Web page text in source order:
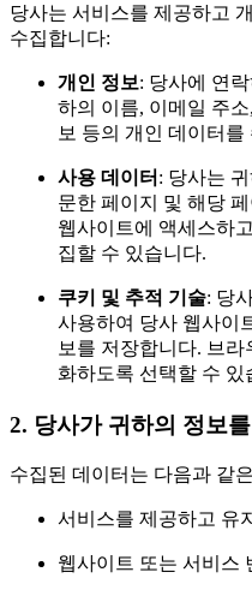
당사는 서비스를 제공하고
수집합니다:
개인 정보: 당사에 연
하의 이름, 이메일 주
보 등의 개인 데이터
사용 데이터 : 당사는
문한 페이지 및 해당
웹사이트에 액세스하
집할 수 있습니다.
쿠키 및 추적 기술: 당
사용하여 당사 웹사이
보를 저장합니다. 브
화하도록 선택할 수 있
2. 당사가 귀하의 정보
수집된 데이터는 다음과 같
서비스를 제공하고 유
웹사이트 또는 서비스